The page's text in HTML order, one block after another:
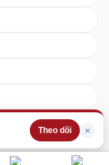
Theo dõi ×